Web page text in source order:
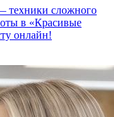
техники сложного
в «Красивые
онлайн!